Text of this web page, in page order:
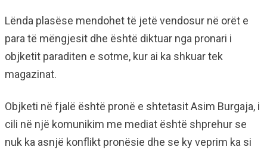
Lënda plasëse mendohet të jetë vendosur në orët e
para të mëngjesit dhe është diktuar nga pronari i
objketit paraditen e sotme, kur ai ka shkuar tek
magazinat.
Objketi në fjalë është pronë e shtetasit Asim Burgaja, i
cili në një komunikim me mediat është shprehur se
nuk ka asnjë konflikt pronësie dhe se ky veprim ka si